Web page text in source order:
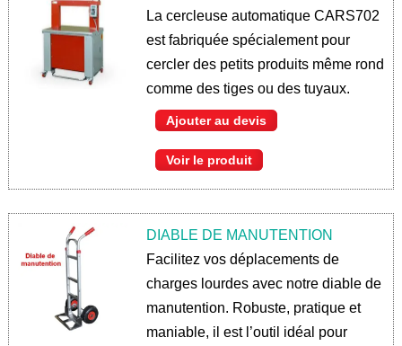
La cercleuse automatique CARS702
est fabriquée spécialement pour
cercler des petits produits même rond
comme des tiges ou des tuyaux.
Ajouter au devis
Voir le produit
DIABLE DE MANUTENTION
Facilitez vos déplacements de
charges lourdes avec notre diable de
manutention. Robuste, pratique et
maniable, il est l’outil idéal pour